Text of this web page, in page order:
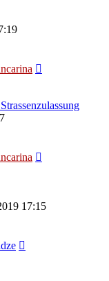
17:15